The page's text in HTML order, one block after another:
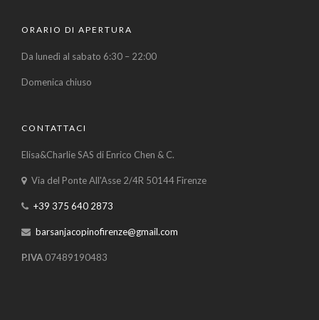
ORARIO DI APERTURA
Da lunedì al sabato 6:30 – 22:00
Domenica chiuso
CONTATTACI
Elisa&Charlie SAS di Enrico Chen & C.
Via del Ponte All'Asse 2/4R 50144 Firenze
+39 375 640 2873
barsanjacopinofirenze@gmail.com
P.IVA 07489190483